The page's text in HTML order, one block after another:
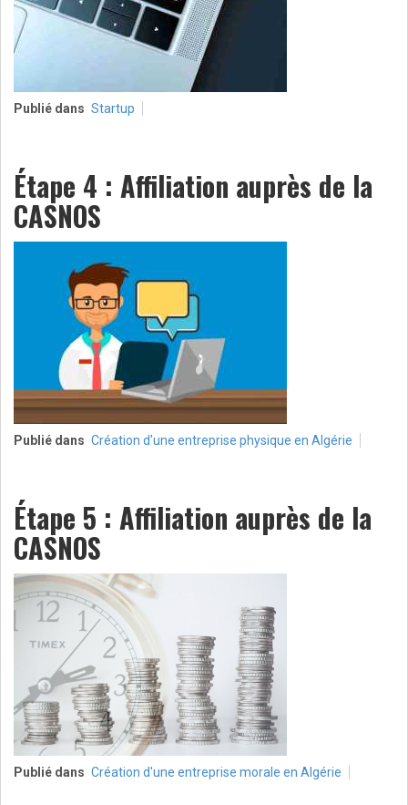
Publié dans Startup
Étape 4 : Affiliation auprès de la
CASNOS
Publié dans Création d'une entreprise physique en Algérie
Étape 5 : Affiliation auprès de la
CASNOS
Publié dans Création d'une entreprise morale en Algérie